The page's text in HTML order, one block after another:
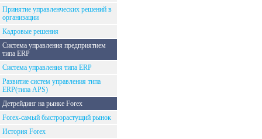
Принятие управленческих решений в
организации
Кадровые решения
Система управления предприятием
типа ERP
Система управления типа ERP
Развитие систем управления типа
ERP(типа APS)
Детрейдинг на рынке Forex
Forex-самый быстрорастущий рынок
История Forex